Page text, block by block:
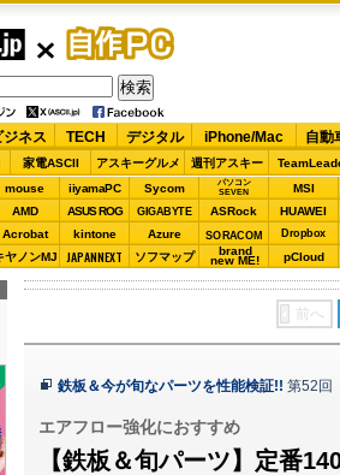
自作PC
ジネス TECH デジタル iPhone/Mac 自動
家電ASCII アスキーグルメ 週刊アスキー
mouse iiyamaPC Sycom
パソコン
SEVEN
MSI
AMD ASUS ROG GIGABYTE ASRock HUAWEI
Acrobat kintone Azure SORACOM Dropbox
ヤノンMJ JAPANNEXT ソフマップ brand
new ME! pCloud
前へ
鉄板＆今が旬なパーツを性能検証!! 第52回
エアフロー強化におすすめ
【鉄板＆旬パーツ】定番